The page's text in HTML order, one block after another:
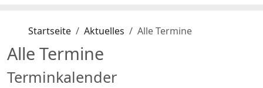
Startseite Aktuelles Alle Termine
Alle Termine
Terminkalender